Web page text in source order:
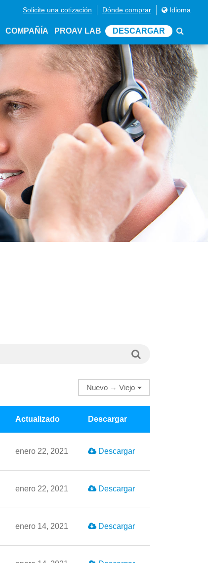
Solicite una cotización Dónde comprar Idioma
COMPAÑÍA PROAV LAB DESCARGAR
Actualizado Descargar
enero 22, 2021 Descargar
enero 22, 2021 Descargar
enero 14, 2021 Descargar